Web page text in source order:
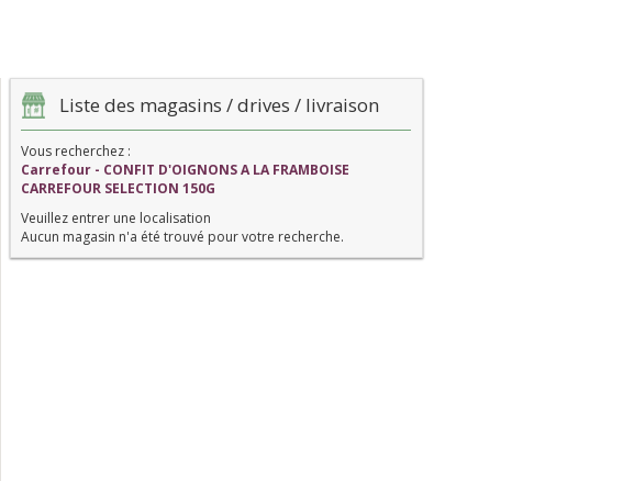
Liste des magasins / drives / livraison
Vous recherchez :
Carrefour - CONFIT D'OIGNONS A LA FRAMBOISE
CARREFOUR SELECTION 150G
Veuillez entrer une localisation
Aucun magasin n'a été trouvé pour votre recherche.